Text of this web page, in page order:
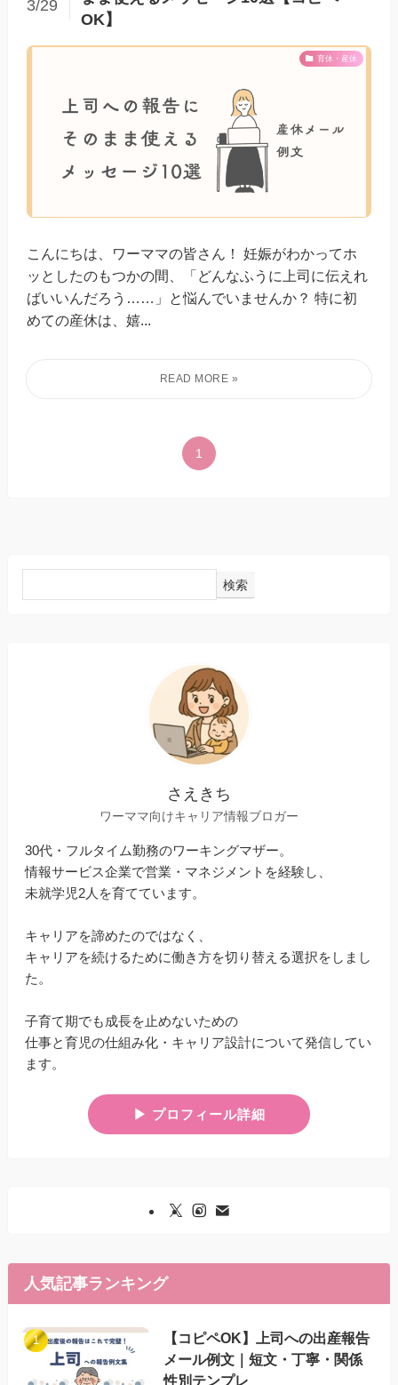
OK】
3/29
育休・産休
こんにちは、ワーママの皆さん！ 妊娠がわかってホ
ッとしたのもつかの間、「どんなふうに上司に伝えれ
ばいいんだろう……」と悩んでいませんか？ 特に初
めての産休は、嬉...
1
検索
さえきち
ワーママ向けキャリア情報ブロガー
30代・フルタイム勤務のワーキングマザー。
情報サービス企業で営業・マネジメントを経験し、
未就学児2人を育てています。
キャリアを諦めたのではなく、
キャリアを続けるために働き方を切り替える選択をしまし
た。
子育て期でも成長を止めないための
仕事と育児の仕組み化・キャリア設計について発信してい
ます。
▶︎ プロフィール詳細
人気記事ランキング
【コピペOK】上司への出産報告
メール例文｜短文・丁寧・関係
性別テンプレ